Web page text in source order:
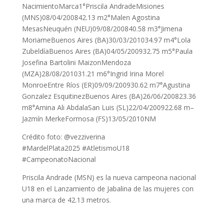
NacimientoMarca1°Priscila AndradeMisiones
(MNS)08/04/200842.13 m2°Malen Agostina
MesasNeuquén (NEU)09/08/200840.58 m3°Jimena
MoriameBuenos Aires (BA)30/03/201034.97 m4°Lola
ZubeldíaBuenos Aires (BA)04/05/200932.75 m5°Paula
Josefina Bartolini MaizonMendoza
(MZA)28/08/201031.21 m6°Ingrid Irina Morel
MonroeEntre Ríos (ER)09/09/200930.62 m7°Agustina
Gonzalez EsquitinezBuenos Aires (BA)26/06/200823.36
m8°Amina Ali AbdalaSan Luis (SL)22/04/200922.68 m–
Jazmín MerkeFormosa (FS)13/05/2010NM
Crédito foto: @vezziverina
#MardelPlata2025 #AtletismoU18
#CampeonatoNacional
Priscila Andrade (MSN) es la nueva campeona nacional
U18 en el Lanzamiento de Jabalina de las mujeres con
una marca de 42.13 metros.